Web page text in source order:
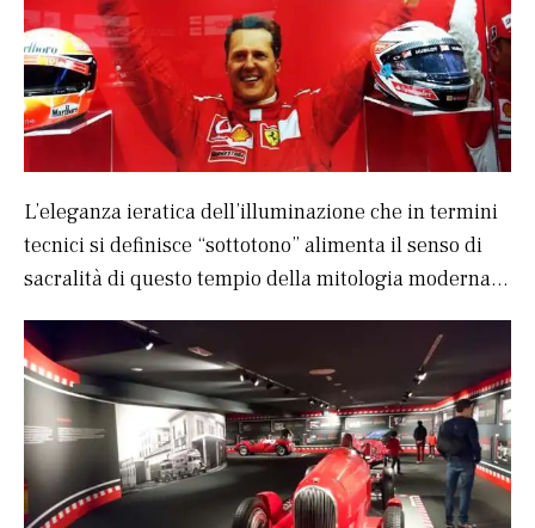
L’eleganza ieratica dell’illuminazione che in termini
tecnici si definisce “sottotono” alimenta il senso di
sacralità di questo tempio della mitologia moderna…